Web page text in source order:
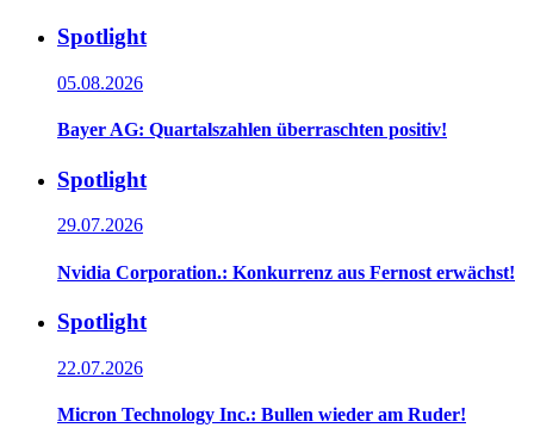
Spotlight
05.08.2026
Bayer AG: Quartalszahlen überraschten positiv!
Spotlight
29.07.2026
Nvidia Corporation.: Konkurrenz aus Fernost erwächst!
Spotlight
22.07.2026
Micron Technology Inc.: Bullen wieder am Ruder!